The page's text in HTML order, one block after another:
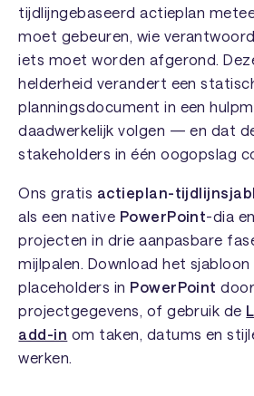
tijdlijngebaseerd actieplan
moet gebeuren, wie
iets moet worden afgerond.
helderheid verandert een
planningsdocument in een
daadwerkelijk volgen — en dat
stakeholders in één oogopslag
Ons gratis actieplan-
als een native PowerPoint-dia
projecten in drie aanpasbare
mijlpalen. Download het
placeholders in PowerPoint
projectgegevens, of gebruik de
add-in om taken, datums en
werken.